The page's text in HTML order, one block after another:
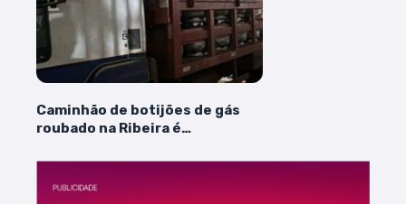
Caminhão de botijões de gás
roubado na Ribeira é
Luís